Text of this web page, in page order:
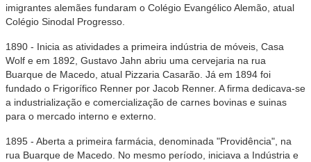
imigrantes alemães fundaram o Colégio Evangélico Alemão, atual
Colégio Sinodal Progresso.
1890 - Inicia as atividades a primeira indústria de móveis, Casa
Wolf e em 1892, Gustavo Jahn abriu uma cervejaria na rua
Buarque de Macedo, atual Pizzaria Casarão. Já em 1894 foi
fundado o Frigorífico Renner por Jacob Renner. A firma dedicava-se
a industrialização e comercialização de carnes bovinas e suinas
para o mercado interno e externo.
1895 - Aberta a primeira farmácia, denominada "Providência", na
rua Buarque de Macedo. No mesmo período, iniciava a Indústria e